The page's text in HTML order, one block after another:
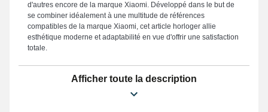
d'autres encore de la marque Xiaomi. Développé dans le but de
se combiner idéalement à une multitude de références
compatibles de la marque Xiaomi, cet article horloger allie
esthétique moderne et adaptabilité en vue d'offrir une satisfaction
totale.
Afficher toute la description